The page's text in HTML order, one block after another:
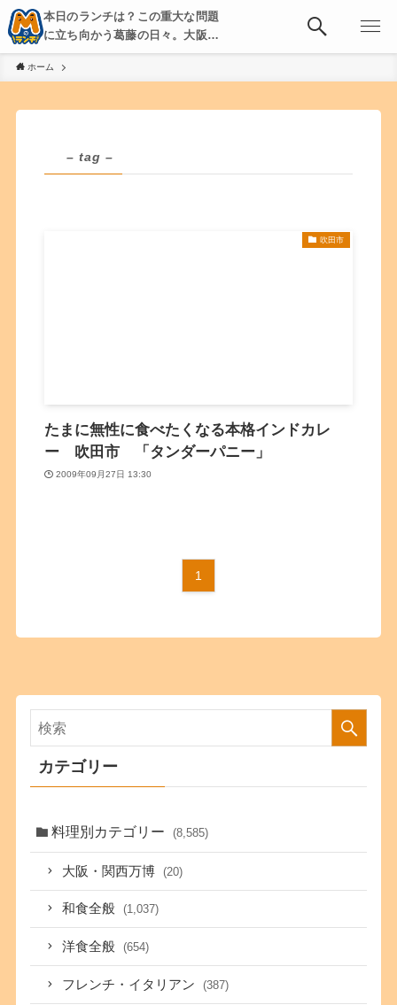
本日のランチは？この重大な問題
に立ち向かう葛藤の日々。大阪・
京都・神戸を中心とした食べ歩
き、飲み歩きを綴る。
ホーム
– tag –
吹田市
たまに無性に食べたくなる本格インドカレ
ー 吹田市 「タンダーパニー」
2009年09月27日 13:30
1
カテゴリー
料理別カテゴリー (8,585)
大阪・関西万博 (20)
和食全般 (1,037)
洋食全般 (654)
フレンチ・イタリアン (387)